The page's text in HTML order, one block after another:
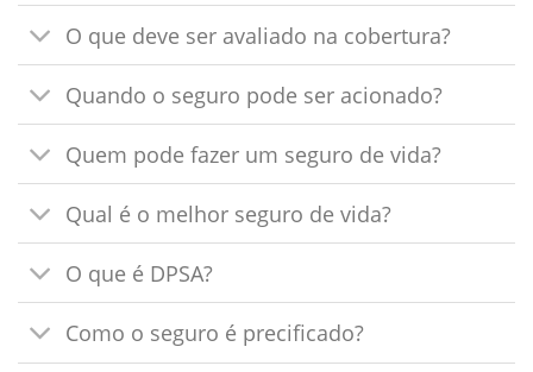
O que deve ser avaliado na cobertura?
Quando o seguro pode ser acionado?
Quem pode fazer um seguro de vida?
Qual é o melhor seguro de vida?
O que é DPSA?
Como o seguro é precificado?